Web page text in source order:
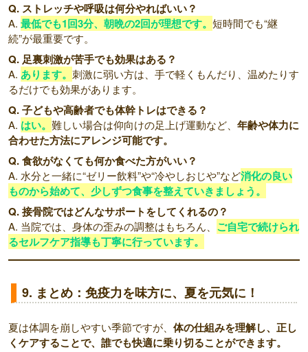
Q. ストレッチや呼吸は何分やればいい？
A. 最低でも1回3分、朝晩の2回が理想です。 短時間でも“継
続”が最重要です。
Q. 足裏刺激が苦手でも効果はある？
A. あります。 刺激に弱い方は、手で軽くもんだり、温めたりす
るだけでも効果があります。
Q. 子どもや高齢者でも体幹トレはできる？
A. はい。 難しい場合は仰向けの足上げ運動など、 年齢や体力に
合わせた方法にアレンジ可能です。
Q. 食欲がなくても何か食べた方がいい？
A. 水分と一緒に“ゼリー飲料”や“冷やしおじや”など消化の良い
ものから始めて、少しずつ食事を整えていきましょう。
Q. 接骨院ではどんなサポートをしてくれるの？
A. 当院では、身体の歪みの調整はもちろん、 ご自宅で続けられ
るセルフケア指導も丁寧に行っています。
9. まとめ：免疫力を味方に、夏を元気に！
夏は体調を崩しやすい季節ですが、 体の仕組みを理解し、正し
くケアすることで、誰でも快適に乗り切ることができます。